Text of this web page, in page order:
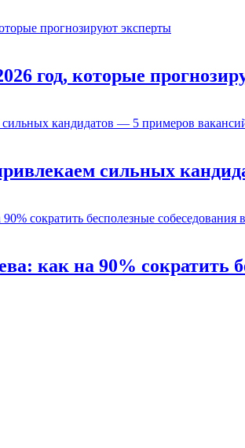
год, которые
сильных
как на 90% сократить